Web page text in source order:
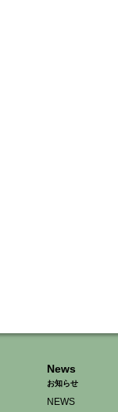
News
お知らせ
NEWS